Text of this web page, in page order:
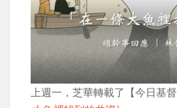
上週一，芝華轉載了【今日基